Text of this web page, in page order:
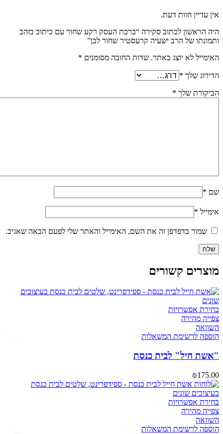
אין עדיין חוות דעת.
היה הראשון לכתוב סקירה “ברכת העסק רקע שחור עם כיתוב בזהב
ותמונתו של הרב ישעיה קרעסטיר שחור לבן”
האימייל לא יוצג באתר. שדות החובה מסומנים *
הדירוג שלך *
הביקורת שלך *
שם *
אימייל *
שמור בדפדפן זה את השם, האימייל והאתר שלי לפעם הבאה שאגיב.
מוצרים קשורים
בחירת אפשרויות
צפייה מהירה
השוואה
הוספה לרשימת המשאלות
"אשת חיל" לבית כנסת
₪175.00
בחירת אפשרויות
צפייה מהירה
השוואה
הוספה לרשימת המשאלות